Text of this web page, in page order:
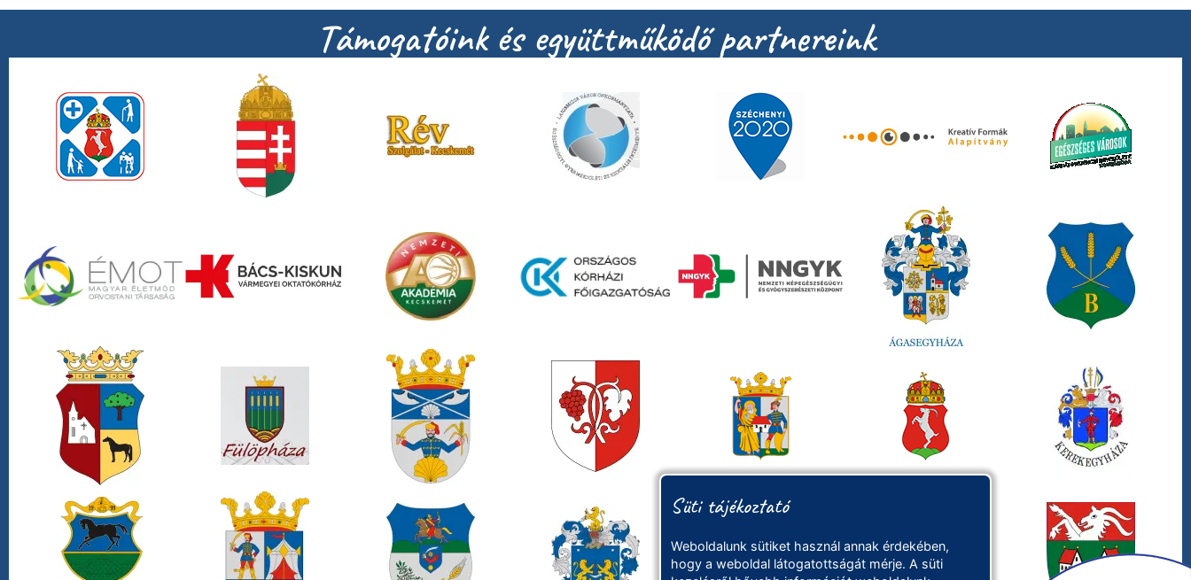
Támogatóink és együttműködő partnereink
Süti tájékoztató
Weboldalunk sütiket használ annak érdekében,
hogy a weboldal látogatottságát mérje. A süti